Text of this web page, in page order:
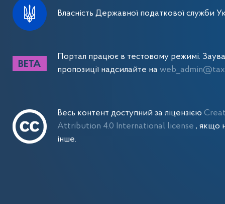
Власність Державної податкової служби
Портал працює в тестовому режимі.
пропозиції надсилайте на
Весь контент доступний за ліцензією
Attribution 4.0 International license, якщо
інше.